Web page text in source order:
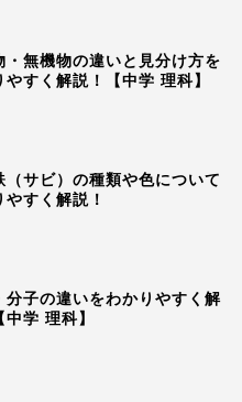
・無機物の違いと見分け方を
やすく解説！【中学 理科】
（サビ）の種類や色について
やすく解説！
分子の違いをわかりやすく解
中学 理科】